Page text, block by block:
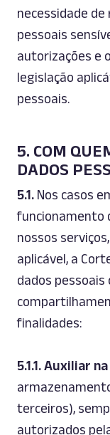
necessidade
pessoais
autorizações e
legislação
pessoais.
5. COM
DADOS
5.1. Nos casos
funcionamento
nossos
aplicável, a
dados pessoais
finalidades:
5.1.1.Auxiliar
terceiros),
autorizados